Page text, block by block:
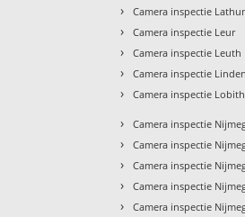
› Camera inspectie
› Camera inspectie Leur
› Camera inspectie Leuth
› Camera inspectie Linden
› Camera inspectie Lobith
› Camera inspectie
› Camera inspectie
› Camera inspectie
› Camera inspectie
› Camera inspectie